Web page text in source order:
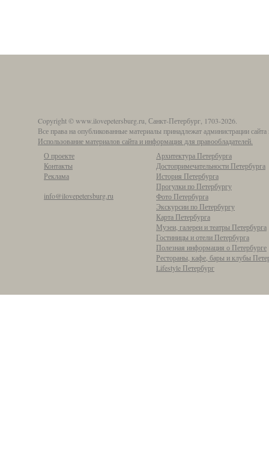
Copyright © www.ilovepetersburg.ru, Санкт-Петербург, 1703-2026.
Все права на опубликованные материалы принадлежат администрации
Использование материалов сайта и информация для правообладателей.
О проекте
Контакты
Реклама
info@ilovepetersburg.ru
Архитектура Петербурга
Достопримечательности Петербурга
История Петербурга
Прогулки по Петербургу
Фото Петербурга
Экскурсии по Петербургу
Карта Петербурга
Музеи, галереи и театры Петербурга
Гостиницы и отели Петербурга
Полезная информация о Петербурге
Рестораны, кафе, бары и клубы
Lifestyle Петербург